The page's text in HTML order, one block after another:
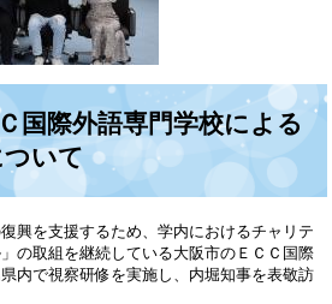
国際外語専門学校による
いて
興を支援するため、学内におけるチャリテ
の取組を継続している大阪市のＥＣＣ国際
内で視察研修を実施し、内堀知事を表敬訪